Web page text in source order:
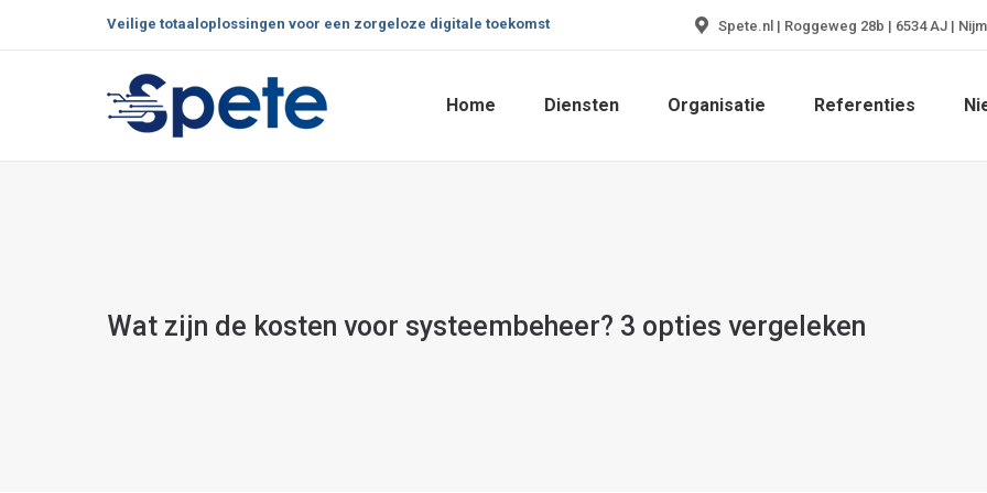
Veilige totaaloplossingen voor een zorgeloze digitale toekomst Spete.nl | Roggeweg 28b | 6534 AJ |
Home Diensten Organisatie Referenties
Wat zijn de kosten voor systeembeheer? 3 opties vergeleken